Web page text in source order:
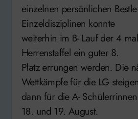
einzelnen persönlichen
Einzeldisziplinen konnte
weiterhin im B- Lauf der 4
Herrenstaffel ein guter 8.
Platz errungen werden. Die
Wettkämpfe für die LG steigen
dann für die A-
18. und 19. August.